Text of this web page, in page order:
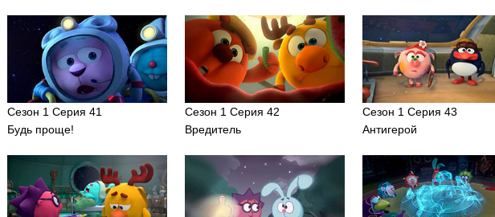
Сезон 1 Серия 41
Будь проще!
Сезон 1 Серия 42
Вредитель
Сезон 1 Серия 43
Антигерой